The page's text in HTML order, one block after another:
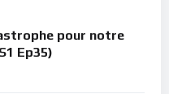
pour notre
Ep35)